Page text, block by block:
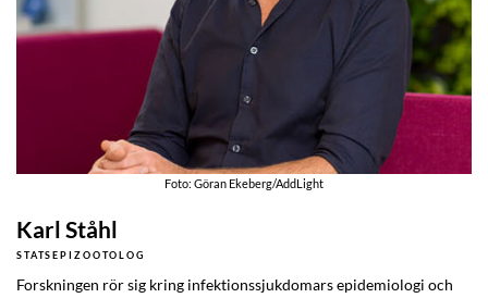
Foto: Göran Ekeberg/AddLight
Karl Ståhl
STATSEPIZOOTOLOG
Forskningen rör sig kring infektionssjukdomars epidemiologi och